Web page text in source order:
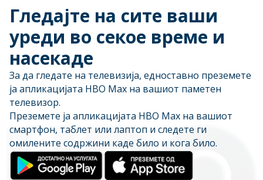
Гледајте на сите ваши
уреди во секое време и
насекаде
За да гледате на телевизија, едноставно преземете
ја апликацијата HBO Max на вашиот паметен
телевизор.
Преземете ја апликацијата HBO Max на вашиот
смартфон, таблет или лаптоп и следете ги
омилените содржини каде било и кога било.